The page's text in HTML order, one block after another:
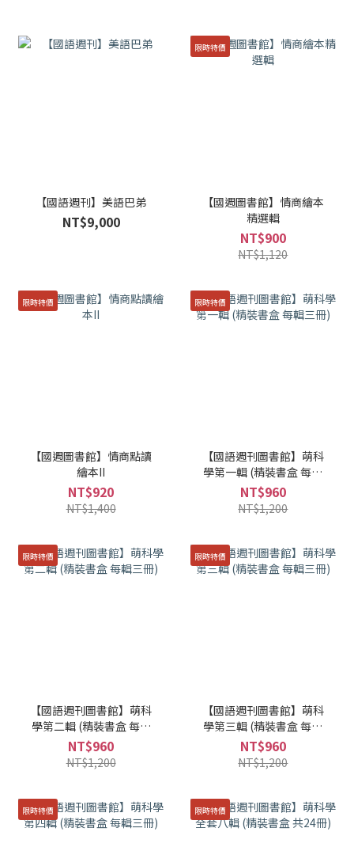
【國語週刊】美語巴弟
NT$9,000
限時特價
【國週圖書館】情商繪本
精選輯
NT$900
NT$1,120
限時特價
【國週圖書館】情商點讀
繪本II
NT$920
NT$1,400
限時特價
【國語週刊圖書館】萌科
學第一輯 (精裝書盒 每輯
三冊)
NT$960
NT$1,200
限時特價
【國語週刊圖書館】萌科
學第二輯 (精裝書盒 每輯
三冊)
NT$960
NT$1,200
限時特價
【國語週刊圖書館】萌科
學第三輯 (精裝書盒 每輯
三冊)
NT$960
NT$1,200
限時特價 限時特價